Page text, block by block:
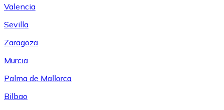
Valencia
Sevilla
Zaragoza
Murcia
Palma de Mallorca
Bilbao